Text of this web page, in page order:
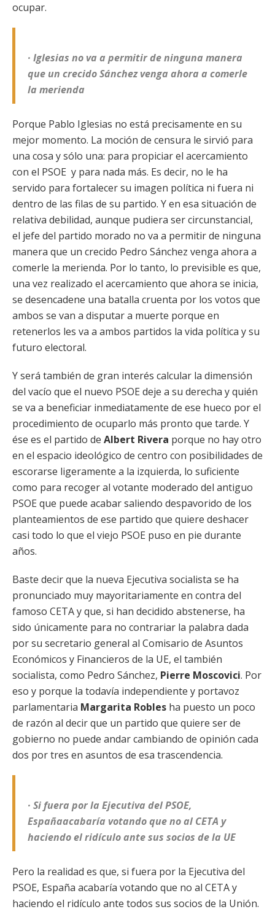
ocupar.
· Iglesias no va a permitir de ninguna manera
que un crecido Sánchez venga ahora a comerle
la merienda
Porque Pablo Iglesias no está precisamente en su
mejor momento. La moción de censura le sirvió para
una cosa y sólo una: para propiciar el acercamiento
con el PSOE y para nada más. Es decir, no le ha
servido para fortalecer su imagen política ni fuera ni
dentro de las filas de su partido. Y en esa situación de
relativa debilidad, aunque pudiera ser circunstancial,
el jefe del partido morado no va a permitir de ninguna
manera que un crecido Pedro Sánchez venga ahora a
comerle la merienda. Por lo tanto, lo previsible es que,
una vez realizado el acercamiento que ahora se inicia,
se desencadene una batalla cruenta por los votos que
ambos se van a disputar a muerte porque en
retenerlos les va a ambos partidos la vida política y su
futuro electoral.
Y será también de gran interés calcular la dimensión
del vacío que el nuevo PSOE deje a su derecha y quién
se va a beneficiar inmediatamente de ese hueco por el
procedimiento de ocuparlo más pronto que tarde. Y
ése es el partido de Albert Rivera porque no hay otro
en el espacio ideológico de centro con posibilidades de
escorarse ligeramente a la izquierda, lo suficiente
como para recoger al votante moderado del antiguo
PSOE que puede acabar saliendo despavorido de los
planteamientos de ese partido que quiere deshacer
casi todo lo que el viejo PSOE puso en pie durante
años.
Baste decir que la nueva Ejecutiva socialista se ha
pronunciado muy mayoritariamente en contra del
famoso CETA y que, si han decidido abstenerse, ha
sido únicamente para no contrariar la palabra dada
por su secretario general al Comisario de Asuntos
Económicos y Financieros de la UE, el también
socialista, como Pedro Sánchez, Pierre Moscovici. Por
eso y porque la todavía independiente y portavoz
parlamentaria Margarita Robles ha puesto un poco
de razón al decir que un partido que quiere ser de
gobierno no puede andar cambiando de opinión cada
dos por tres en asuntos de esa trascendencia.
· Si fuera por la Ejecutiva del PSOE,
Españaacabaría votando que no al CETA y
haciendo el ridículo ante sus socios de la UE
Pero la realidad es que, si fuera por la Ejecutiva del
PSOE, España acabaría votando que no al CETA y
haciendo el ridículo ante todos sus socios de la Unión.